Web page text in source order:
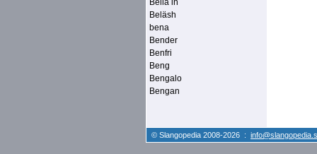
Bella in
Beläsh
bena
Bender
Benfri
Beng
Bengalo
Bengan
© Slangopedia 2008-2026 :